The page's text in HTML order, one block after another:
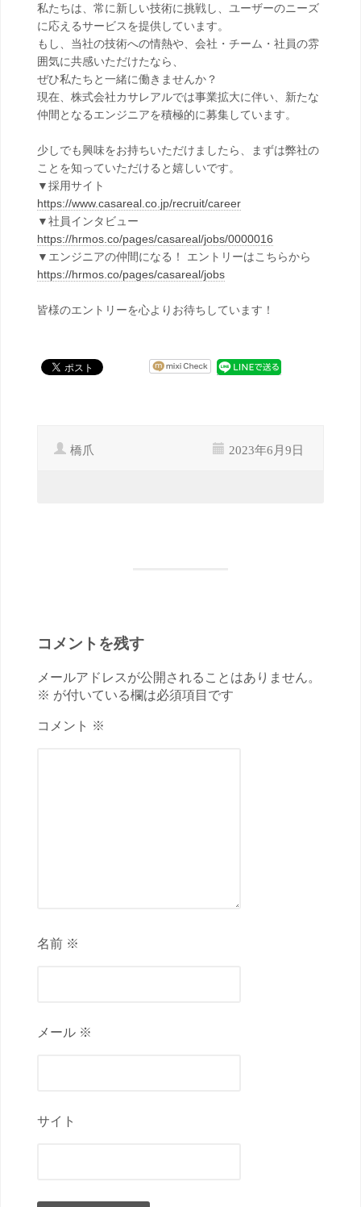
私たちは、常に新しい技術に挑戦し、ユーザーのニーズ
に応えるサービスを提供しています。
もし、当社の技術への情熱や、会社・チーム・社員の雰
囲気に共感いただけたなら、
ぜひ私たちと一緒に働きませんか？
現在、株式会社カサレアルでは事業拡大に伴い、新たな
仲間となるエンジニアを積極的に募集しています。
少しでも興味をお持ちいただけましたら、まずは弊社の
ことを知っていただけると嬉しいです。
▼採用サイト
https://www.casareal.co.jp/recruit/career
▼社員インタビュー
https://hrmos.co/pages/casareal/jobs/0000016
▼エンジニアの仲間になる！ エントリーはこちらから
https://hrmos.co/pages/casareal/jobs
皆様のエントリーを心よりお待ちしています！
橋爪 2023年6月9日
コメントを残す
メールアドレスが公開されることはありません。
※ が付いている欄は必須項目です
コメント ※
名前 ※
メール ※
サイト